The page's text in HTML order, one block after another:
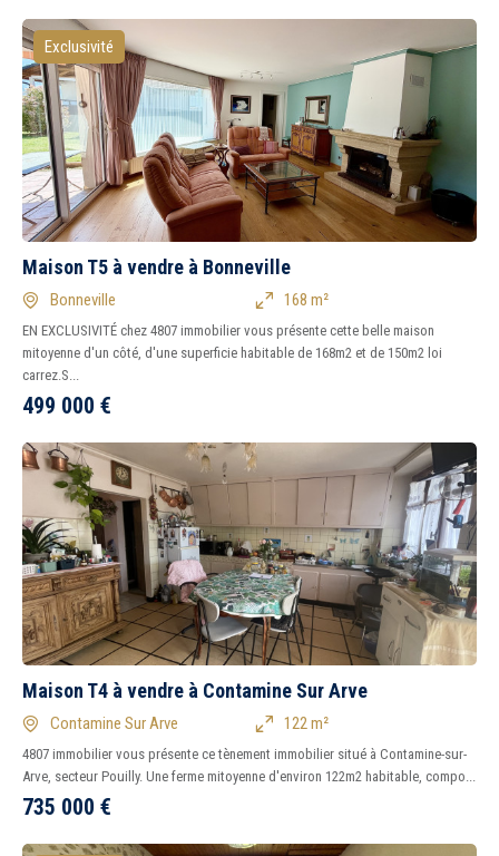
Exclusivité
Maison T5 à vendre à Bonneville
Bonneville 168 m²
EN EXCLUSIVITÉ chez 4807 immobilier vous présente cette belle maison
mitoyenne d'un côté, d'une superficie habitable de 168m2 et de 150m2 loi
carrez.S...
499 000 €
Maison T4 à vendre à Contamine Sur Arve
Contamine Sur Arve 122 m²
4807 immobilier vous présente ce tènement immobilier situé à Contamine-sur-
Arve, secteur Pouilly. Une ferme mitoyenne d'environ 122m2 habitable, compo...
735 000 €